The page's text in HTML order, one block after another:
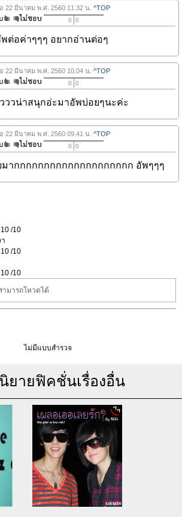
22 มีนาคม พ.ศ. 2560 11.32 น. ^TOP
0 0
ต่อค่าๆๆๆ อยากอ่านต่อๆ
22 มีนาคม พ.ศ. 2560 10.04 น. ^TOP
0 0
ววน่าสนุกอ่ะมาอัพบ่อยๆนะค่ะ
22 มีนาคม พ.ศ. 2560 09.41 น. ^TOP
0 0
ากกกกกกกกกกกกกกกกกกกก อัพๆๆๆ
10 /10
10 /10
10 /10
มารถโหวดได้
ไม่มีแบบสำรวจ
ยายฟิคชั่นเรื่องอื่น